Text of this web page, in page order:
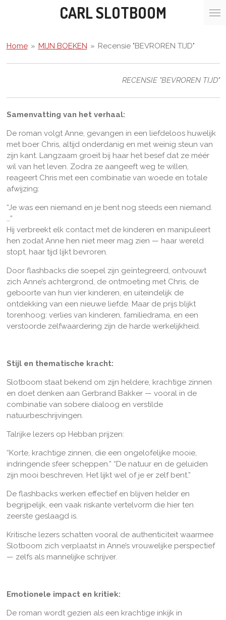
de
CARL SLOTBOOM
Home » MIJN BOEKEN » Recensie "BEVROREN TIJD"
RECENSIE "BEVROREN TIJD"
Samenvatting van het verhaal:
De roman volgt Anne, gevangen in een liefdeloos huwelijk
met boer Chris, altijd onderdanig en met weinig steun van
zijn kant. Langzaam groeit bij haar het besef dat ze méér
wil van het leven. Zodra ze aangeeft weg te willen,
reageert Chris met een combinatie van woede en totale
afwijzing:
“Je was een niemand en je bent nog steeds een niemand.
…”
Hij verbreekt elk contact met de kinderen en manipuleert
hen zodat Anne hen niet meer mag zien — haar wereld
stopt, haar tijd lijkt bevroren.
Door flashbacks die soepel zijn geïntegreerd, ontvouwt
zich Anne’s achtergrond, de ontmoeting met Chris, de
geboorte van hun vier kinderen, en uiteindelijk de
ontdekking van een nieuwe liefde. Maar de prijs blijkt
torenhoog: verlies van kinderen, familiedrama, en een
verstoorde zelfwaardering zijn de harde werkelijkheid.
Stijl en thematische kracht:
Slotboom staat bekend om zijn heldere, krachtige zinnen
en doet denken aan Gerbrand Bakker — vooral in de
combinatie van sobere dialoog en verstilde
natuurbeschrijvingen.
Talrijke lezers op Hebban prijzen:
“Korte, krachtige zinnen, die een ongelofelijke mooie,
indringende sfeer scheppen.” “De natuur en de geluiden
zijn mooi beschreven. Het lijkt wel of je er zelf bent.”
De flashbacks werken effectief en blijven helder en
begrijpelijk, een vaak riskante vertelvorm die hier ten
zeerste geslaagd is.
Kritische lezers schatten vooral de authenticiteit waarmee
Slotboom zich verplaatst in Anne’s vrouwelijke perspectief
— zelfs als mannelijke schrijver.
Emotionele impact en kritiek:
De roman wordt gezien als een krachtige inkijk in